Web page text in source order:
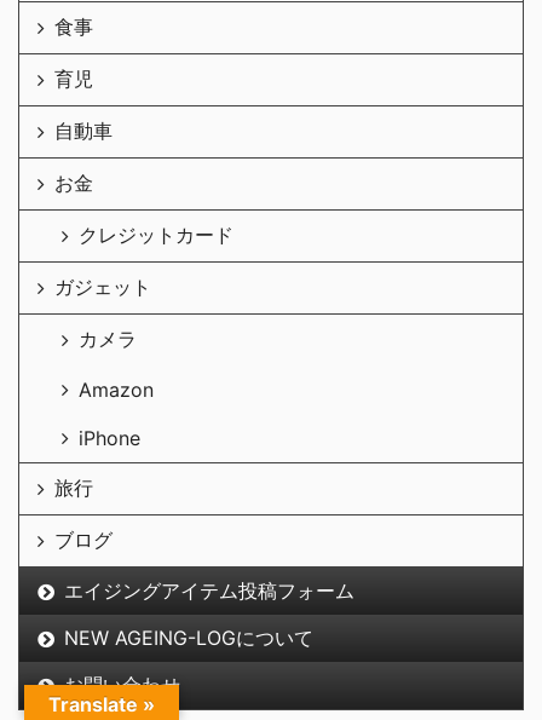
食事
育児
自動車
お金
クレジットカード
ガジェット
カメラ
Amazon
iPhone
旅行
ブログ
エイジングアイテム投稿フォーム
NEW AGEING-LOGについて
お問い合わせ
Translate »